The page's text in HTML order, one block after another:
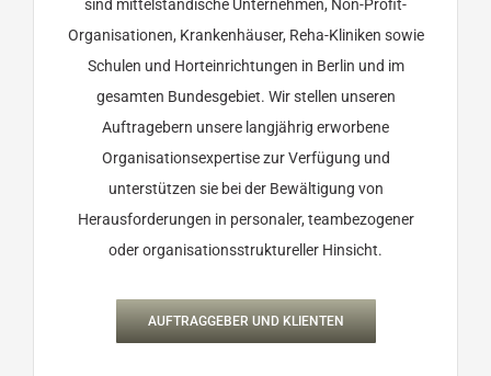
sind mittelständische Unternehmen, Non-Profit-
Organisationen, Krankenhäuser, Reha-Kliniken sowie
Schulen und Horteinrichtungen in Berlin und im
gesamten Bundesgebiet. Wir stellen unseren
Auftragebern unsere langjährig erworbene
Organisationsexpertise zur Verfügung und
unterstützen sie bei der Bewältigung von
Herausforderungen in personaler, teambezogener
oder organisationsstruktureller Hinsicht.
AUFTRAGGEBER UND KLIENTEN